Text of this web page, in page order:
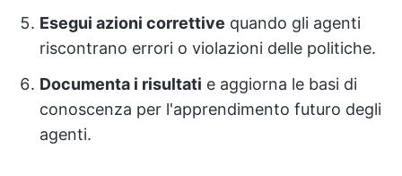
Esegui azioni correttive quando gli agenti
riscontrano errori o violazioni delle politiche.
Documenta i risultati e aggiorna le basi di
conoscenza per l'apprendimento futuro degli
agenti.